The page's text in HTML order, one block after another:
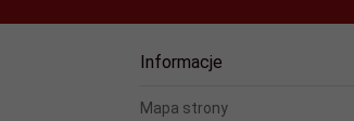
Informacje
Mapa strony